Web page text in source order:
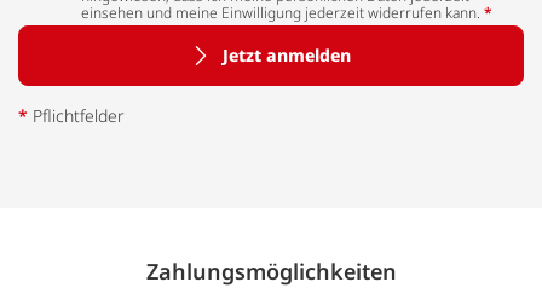
einsehen und meine Einwilligung jederzeit widerrufen kann. *
Jetzt anmelden
* Pflichtfelder
Zahlungs­möglich­keiten